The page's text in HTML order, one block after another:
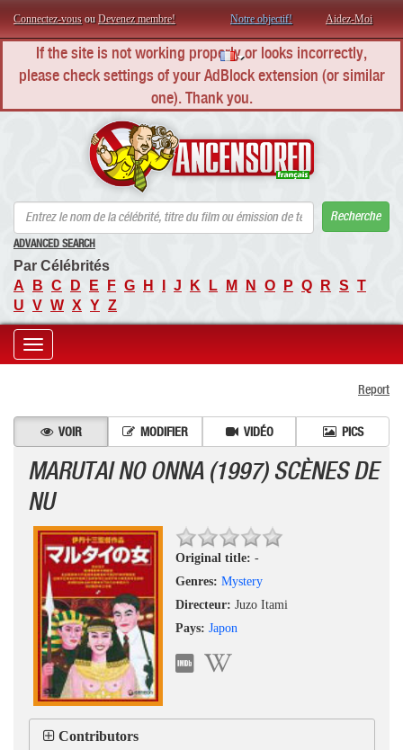
Connectez-vous ou Devenez membre! Notre objectif! Aidez-Moi
If the site is not working properly or looks incorrectly,
please check settings of your AdBlock extension (or similar
one). Thank you.
Recherche
ADVANCED SEARCH
Par Célébrités
A
B C D E F G H J K L M N O P Q R S T
U V W X Y Z
Toggle
Report
VOIR MODIFIER VIDÉO PICS
MARUTAI NO ONNA (1997) SCÈNES DE
NU
Original title: -
Genres: Mystery
Directeur: Juzo Itami
Pays: Japon
Contributors